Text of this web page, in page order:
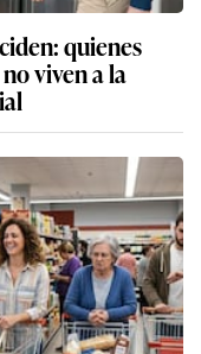
quienes
viven a la